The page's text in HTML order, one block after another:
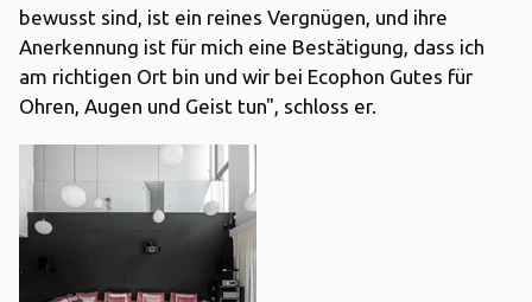
bewusst sind, ist ein reines Vergnügen, und ihre
Anerkennung ist für mich eine Bestätigung, dass ich
am richtigen Ort bin und wir bei Ecophon Gutes für
Ohren, Augen und Geist tun", schloss er.